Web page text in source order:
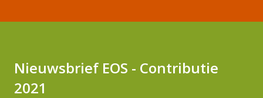
Nieuwsbrief EOS - Contributie
2021